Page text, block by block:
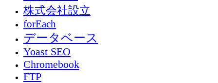
株式会社設立
forEach
データベース
Yoast SEO
Chromebook
FTP